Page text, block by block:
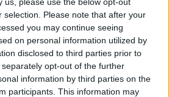
selection. Please note that after your
you may continue seeing
on personal information utilized by
disclosed to third parties prior to
opt-out of the further
information by third parties on the
participants. This information may
ποσό της οικονομικής
όλες οι νόμιμες κρατήσεις (ΦΠΑ
σε εκδρομή μεγαλύτερης
τότε θα επιβαρυνθεί ο ίδιος την
να συμμετάσχει σε εκδρομή
θα δείτε ΝΕΑ ΠΟΣΑ στα